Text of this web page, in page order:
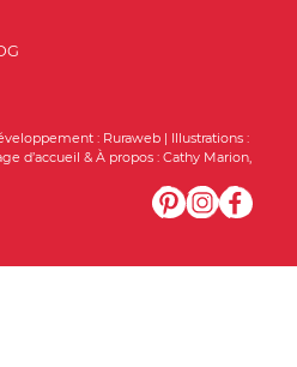
: Ruraweb | Illustrations :
d’accueil & À propos :Cathy Marion